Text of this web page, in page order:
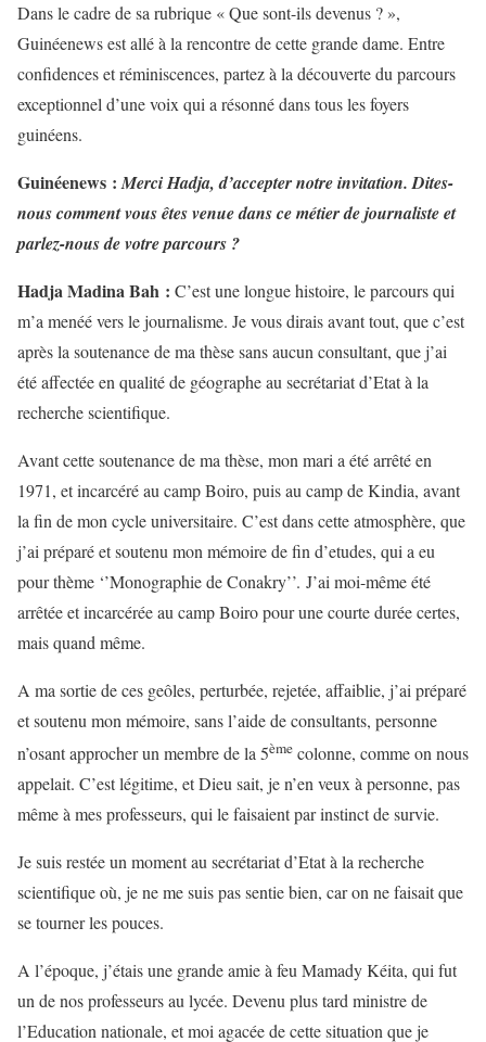
Dans le cadre de sa rubrique « Que sont-ils devenus ? »,
Guinéenews est allé à la rencontre de cette grande dame. Entre
confidences et réminiscences, partez à la découverte du parcours
exceptionnel d’une voix qui a résonné dans tous les foyers
guinéens.
Guinéenews :Merci Hadja, d’accepter notre invitation. Dites-
nous comment vous êtes venue dans ce métier de journaliste et
parlez-nous de votre parcours ?
Hadja Madina Bah : C’est une longue histoire, le parcours qui
m’a menéé vers le journalisme. Je vous dirais avant tout, que c’est
après la soutenance de ma thèse sans aucun consultant, que j’ai
été affectée en qualité de géographe au secrétariat d’Etat à la
recherche scientifique.
Avant cette soutenance de ma thèse, mon mari a été arrêté en
1971, et incarcéré au camp Boiro, puis au camp de Kindia, avant
la fin de mon cycle universitaire. C’est dans cette atmosphère, que
j’ai préparé et soutenu mon mémoire de fin d’etudes, qui a eu
pour thème ‘’Monographie de Conakry’’. J’ai moi-même été
arrêtée et incarcérée au camp Boiro pour une courte durée certes,
mais quand même.
A ma sortie de ces geôles, perturbée, rejetée, affaiblie, j’ai préparé
et soutenu mon mémoire, sans l’aide de consultants, personne
n’osant approcher un membre de la 5ème colonne, comme on nous
appelait. C’est légitime, et Dieu sait, je n’en veux à personne, pas
même à mes professeurs, qui le faisaient par instinct de survie.
Je suis restée un moment au secrétariat d’Etat à la recherche
scientifique où, je ne me suis pas sentie bien, car on ne faisait que
se tourner les pouces.
A l’époque, j’étais une grande amie à feu Mamady Kéita, qui fut
un de nos professeurs au lycée. Devenu plus tard ministre de
l’Education nationale, et moi agacée de cette situation que je